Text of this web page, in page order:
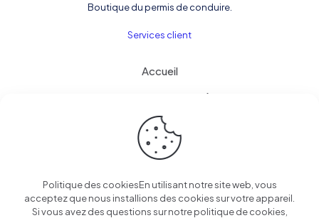
Boutique du permis de conduire.
Services client
Accueil
Informations pour bien réussir.
Contact
© 2025 Boutique du permis de conduire | Tous droits
réservés
Politique des cookiesEn utilisant notre site web, vous
acceptez que nous installions des cookies sur votre appareil.
Si vous avez des questions sur notre politique de cookies,